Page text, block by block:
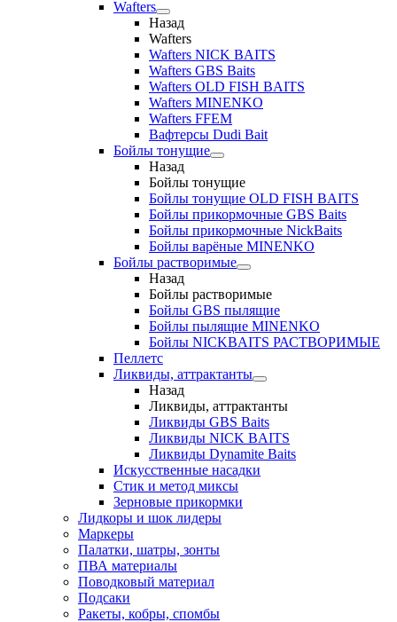
Wafters
Назад
Wafters
Wafters NICK BAITS
Wafters GBS Baits
Wafters OLD FISH BAITS
Wafters MINENKO
Wafters FFEM
Вафтерсы Dudi Bait
Бойлы тонущие
Назад
Бойлы тонущие
Бойлы тонущие OLD FISH BAITS
Бойлы прикормочные GBS Baits
Бойлы прикормочные NickBaits
Бойлы варёные MINENKO
Бойлы растворимые
Назад
Бойлы растворимые
Бойлы GBS пылящие
Бойлы пылящие MINENKO
Бойлы NICKBAITS РАСТВОРИМЫЕ
Пеллетс
Ликвиды, аттрактанты
Назад
Ликвиды, аттрактанты
Ликвиды GBS Baits
Ликвиды NICK BAITS
Ликвиды Dynamite Baits
Искусственные насадки
Стик и метод миксы
Зерновые прикормки
Лидкоры и шок лидеры
Маркеры
Палатки, шатры, зонты
ПВА материалы
Поводковый материал
Подсаки
Ракеты, кобры, спомбы